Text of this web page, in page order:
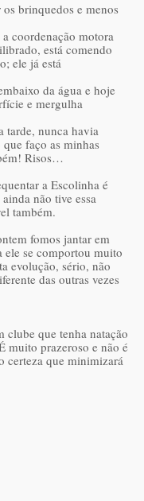
brinquedos e menos
coordenação motora
está comendo
ele já está
da água e hoje
e mergulha
tarde, nunca havia
faço as minhas
Risos…
a Escolinha é
não tive essa
também.
fomos jantar em
ele se comportou muito
evolução, sério, não
das outras vezes
clube que tenha natação
muito prazeroso e não é
certeza que minimizará